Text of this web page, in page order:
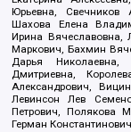
Юрьевна, Свечников
Шахова Елена
Ирина Вячеславовна,
Маркович, Бахмин
Дарья
Дмитриевна,
Александрович,
Левинсон Лев
Петрович, Полякова
Герман Константинович